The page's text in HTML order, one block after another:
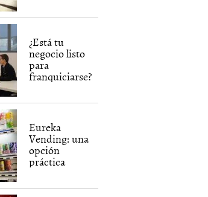
¿Está tu
negocio listo
para
franquiciarse?
Eureka
Vending: una
opción
práctica